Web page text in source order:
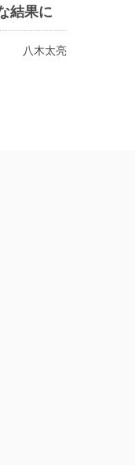
結果に
八木太亮